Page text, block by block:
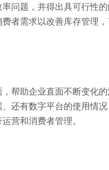
问题，并得出具可行性
者需求以改善库存管理
帮助企业直面不断变化
还有数字平台的使用情
营和消费者管理。